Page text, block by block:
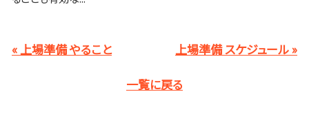
« 上場準備 やること 上場準備 スケジュール »
一覧に戻る